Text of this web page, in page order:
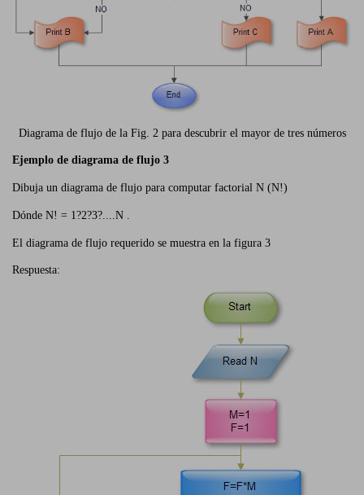
Diagrama de flujo de la Fig. 2 para descubrir el mayor de tres números
Ejemplo de diagrama de flujo 3
Dibuja un diagrama de flujo para computar factorial N (N!)
Dónde N! = 1?2?3?....N .
El diagrama de flujo requerido se muestra en la figura 3
Respuesta: